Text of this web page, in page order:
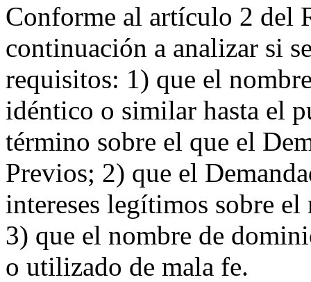
Conforme al artículo 2 del
continuación a analizar si
requisitos: 1) que el
idéntico o similar hasta el
término sobre el que el
Previos; 2) que el
intereses legítimos sobre
3) que el nombre de
o utilizado de mala fe.